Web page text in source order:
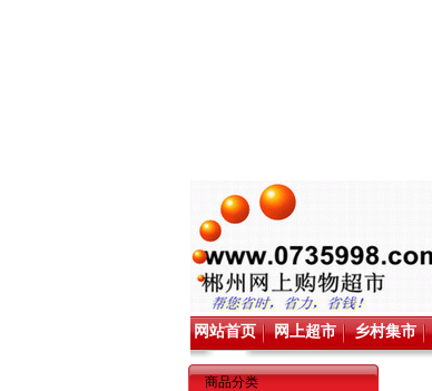
网站首页 网上超市 乡村集市
商品分类